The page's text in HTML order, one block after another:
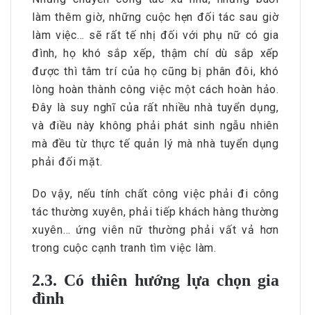
làm thêm giờ, những cuộc hẹn đối tác sau giờ
làm việc… sẽ rất tế nhị đối với phụ nữ có gia
đình, họ khó sắp xếp, thậm chí dù sắp xếp
được thì tâm trí của họ cũng bị phân đôi, khó
lòng hoàn thành công việc một cách hoàn hảo.
Đây là suy nghĩ của rất nhiều nhà tuyển dụng,
và điều này không phải phát sinh ngẫu nhiên
mà đều từ thực tế quản lý mà nhà tuyển dụng
phải đối mặt.
Do vậy, nếu tính chất công việc phải đi công
tác thường xuyên, phải tiếp khách hàng thường
xuyên… ứng viên nữ thường phải vất vả hơn
trong cuộc cạnh tranh tìm việc làm.
2.3. Có thiên hướng lựa chọn gia
đình